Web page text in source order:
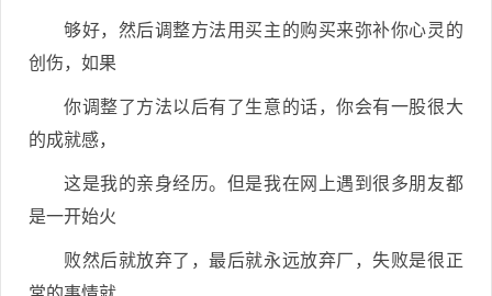
够好，然后调整方法用买主的购买来弥补你心灵的
创伤，如果
你调整了方法以后有了生意的话，你会有一股很大
的成就感，
这是我的亲身经历。但是我在网上遇到很多朋友都
是一开始火
败然后就放弃了，最后就永远放弃厂，失败是很正